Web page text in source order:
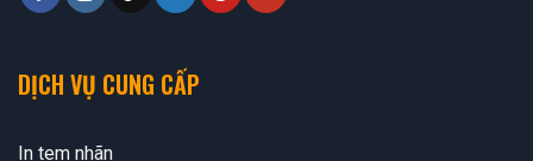
DỊCH VỤ CUNG CẤP
In tem nhãn